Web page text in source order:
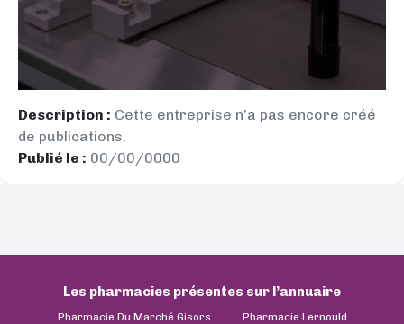
Description : Cette entreprise n’a pas encore créé
de publications.
Publié le : 00/00/0000
Les pharmacies présentes sur l’annuaire
Pharmacie Du Marché Gisors
Pharmacie Lernould